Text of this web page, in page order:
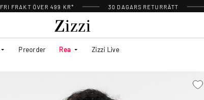
FRI FRAKT ÖVER 499 KR* 30 DAGARS RETURRÄTT
Preorder Rea Zizzi Live